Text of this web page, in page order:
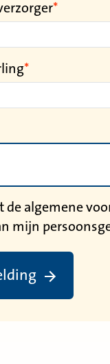
de algemene
mijn